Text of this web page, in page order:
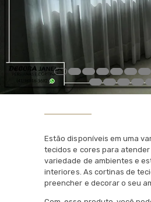
Estão disponíveis em uma
tecidos e cores para atender
variedade de ambientes e
interiores. As cortinas de
preencher e decorar o seu